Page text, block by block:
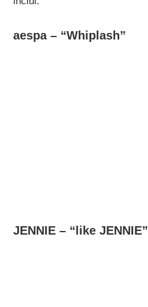
aespa – “Whiplash”
JENNIE – “like JENNIE”